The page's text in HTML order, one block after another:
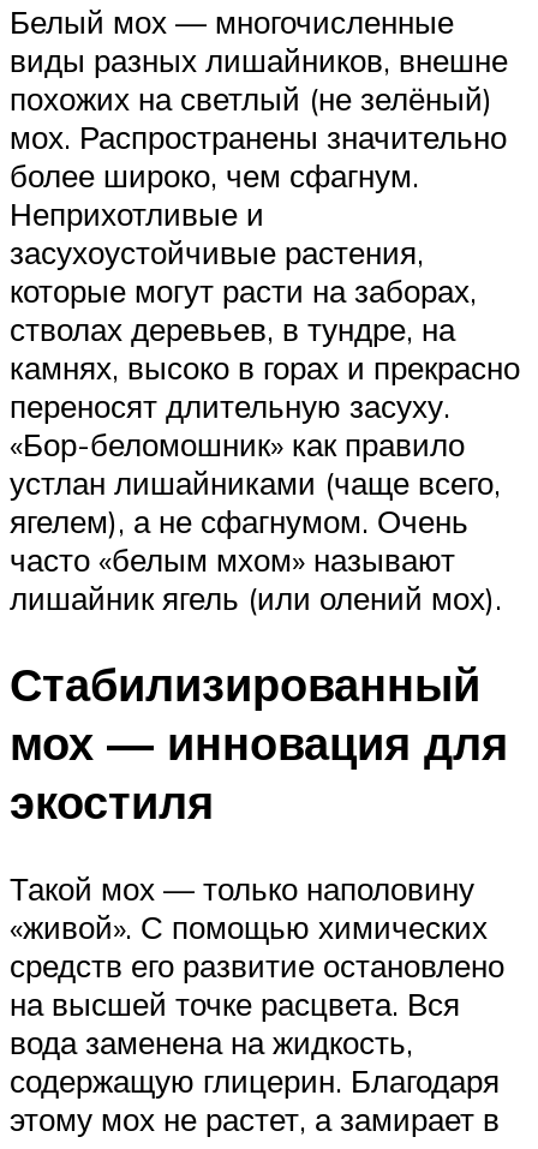
Белый мох — многочисленные
виды разных лишайников, внешне
похожих на светлый (не зелёный)
мох. Распространены значительно
более широко, чем сфагнум.
Неприхотливые и
засухоустойчивые растения,
которые могут расти на заборах,
стволах деревьев, в тундре, на
камнях, высоко в горах и прекрасно
переносят длительную засуху.
«Бор-беломошник» как правило
устлан лишайниками (чаще всего,
ягелем), а не сфагнумом. Очень
часто «белым мхом» называют
лишайник ягель (или олений мох).
Стабилизированный
мох — инновация для
экостиля
Такой мох — только наполовину
«живой». С помощью химических
средств его развитие остановлено
на высшей точке расцвета. Вся
вода заменена на жидкость,
содержащую глицерин. Благодаря
этому мох не растет, а замирает в